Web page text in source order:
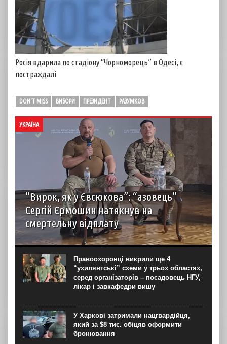
Росія вдарила по стадіону “Чорноморець” в Одесі, є
постраждалі
DON'T MISS ВИБОРИ ПРЕЗИДЕНТ РАЗУМКОВ
УКРАЇНА
“Вирок, як у Євсюкова”: “азовець”
Сергій Єрмошин натякнув на
смертельну відплату
Капітан Сергій Єрмошин (“Єрмалай”), колишній
військовополонений, а нині – заступник командира
бригади з тилу, начальник тилу 12-ї бригади
спеціального призначення НГУ “Азов”, вважає, що усіх
росіян, дотичних до репресій...
Правоохоронці викрили ще 4
“ухилянтські” схеми у трьох областях,
серед організаторів – посадовець НГУ,
лікар і завкафедри вишу
У Харкові затримали нацгвардійця,
який за $8 тис. обіцяв оформити
бронювання